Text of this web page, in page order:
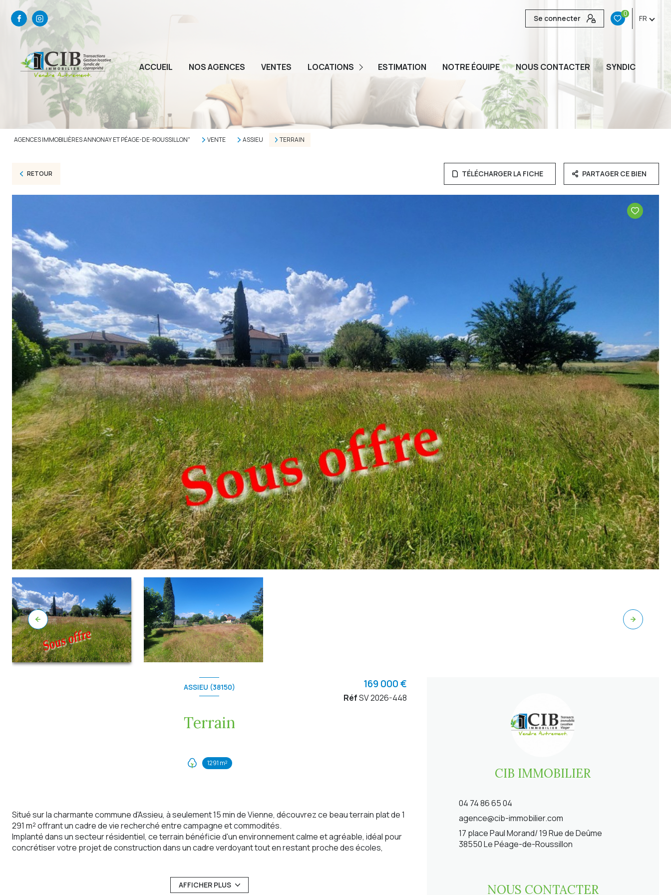
Se connecter 0 FR
ACCUEIL NOS AGENCES VENTES LOCATIONS
GESTION
ESTIMATION NOTRE ÉQUIPE NOUS CONTACTER SYNDIC
AGENCES IMMOBILIÈRES ANNONAY ET PÉAGE-DE-ROUSSILLON" VENTE ASSIEU TERRAIN
RETOUR TÉLÉCHARGER LA FICHE PARTAGER CE BIEN
ASSIEU (38150)
Terrain
1291 m²
169 000 €
RéfSV 2026-448
Situé sur la charmante commune d'Assieu, à seulement 15 min de Vienne, découvrez ce beau terrain plat de 1
291 m² offrant un cadre de vie recherché entre campagne et commodités.
Implanté dans un secteur résidentiel, ce terrain bénéficie d'un environnement calme et agréable, idéal pour
concrétiser votre projet de construction dans un cadre verdoyant tout en restant proche des écoles,
assainissement) se trouve en bordure de parcelle, facilitant ainsi les raccordements.
AFFICHER PLUS
CIB IMMOBILIER
04 74 86 65 04
agence@cib-immobilier.com
17 place Paul Morand/ 19 Rue de Deûme
38550 Le Péage-de-Roussillon
NOUS CONTACTER